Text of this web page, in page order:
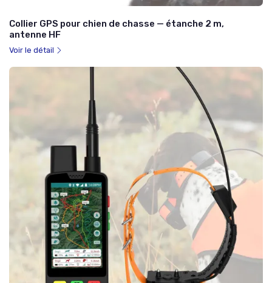
Collier GPS pour chien de chasse — étanche 2 m,
antenne HF
Voir le détail